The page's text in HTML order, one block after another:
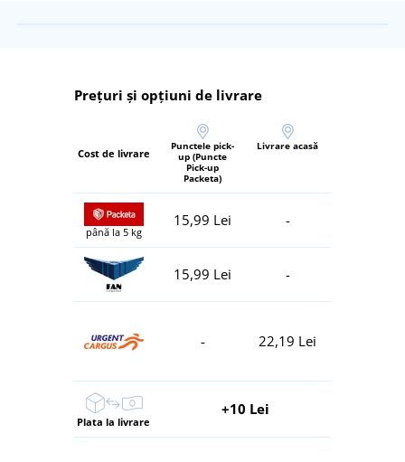
Prețuri și opțiuni de livrare
Cost de livrare
Punctele pick-
up (Puncte
Pick-up
Packeta)
Livrare acasă
până la 5 kg
15,99 Lei -
15,99 Lei -
- 22,19 Lei
Plata la livrare
+10 Lei